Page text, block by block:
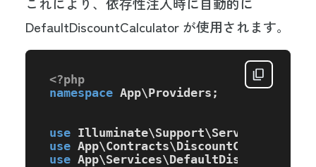
DefaultDiscountCalculator が使用されます。
<?php
namespace App\Providers ;
use Illuminate\Support\
use App\Contracts\
use App\Services\